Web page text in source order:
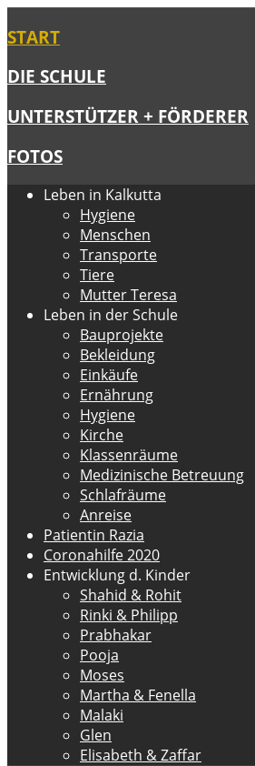
START
DIE SCHULE
UNTERSTÜTZER + FÖRDERER
FOTOS
Leben in Kalkutta
Hygiene
Menschen
Transporte
Tiere
Mutter Teresa
Leben in der Schule
Bauprojekte
Bekleidung
Einkäufe
Ernährung
Hygiene
Kirche
Klassenräume
Medizinische Betreuung
Schlafräume
Anreise
Patientin Razia
Coronahilfe 2020
Entwicklung d. Kinder
Shahid & Rohit
Rinki & Philipp
Prabhakar
Pooja
Moses
Martha & Fenella
Malaki
Glen
Elisabeth & Zaffar